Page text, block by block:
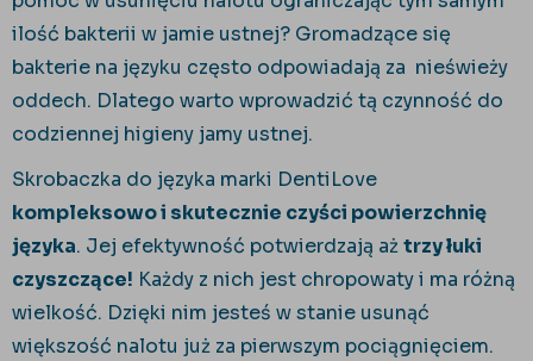
ilość bakterii w jamie ustnej? Gromadzące się
bakterie na języku często odpowiadają za nieświeży
oddech. Dlatego warto wprowadzić tą czynność do
codziennej higieny jamy ustnej.
Skrobaczka do języka marki DentiLove
kompleksowo i skutecznie czyści powierzchnię
języka. Jej efektywność potwierdzają ażtrzy łuki
czyszczące! Każdy z nich jest chropowaty i ma różną
wielkość. Dzięki nim jesteś w stanie usunąć
większość nalotu już za pierwszym pociągnięciem.